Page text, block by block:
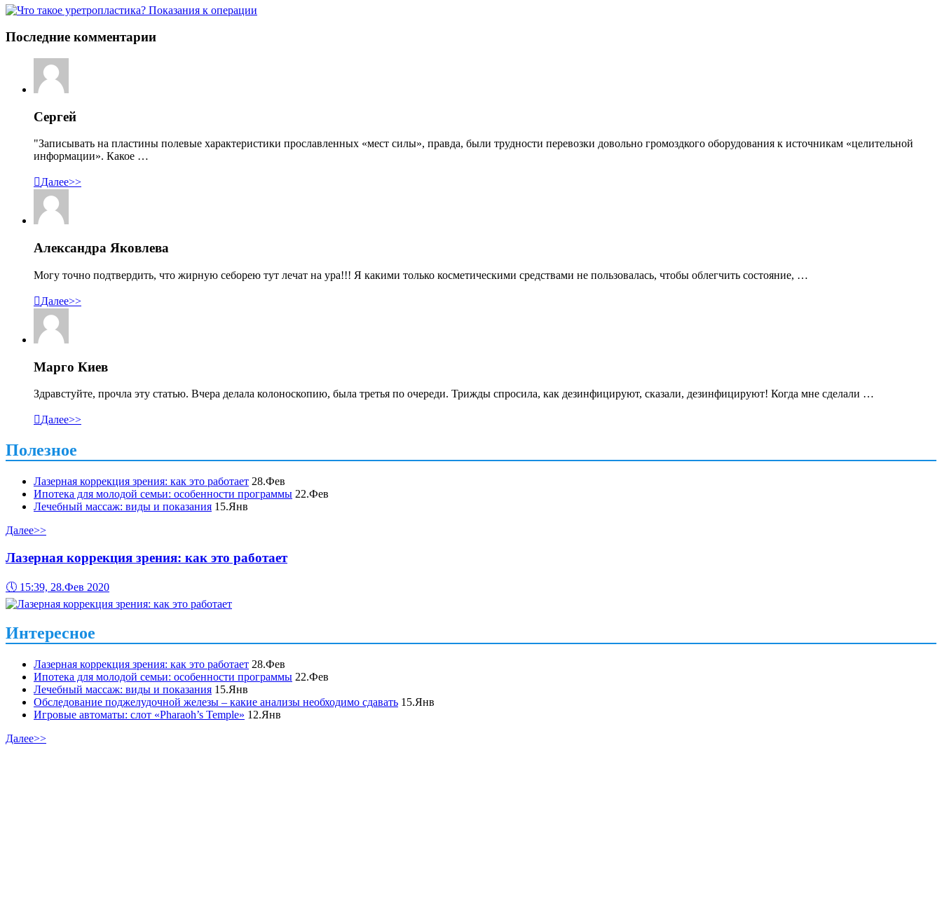
Последние комментарии
Сергей
"Записывать на пластины полевые характеристики прославленных «мест силы», правда, были трудности перевозки довольно громоздкого оборудования к источникам «целительной
информации». Какое …
Далее>>
Александра Яковлева
Могу точно подтвердить, что жирную себорею тут лечат на ура!!! Я какими только косметическими средствами не пользовалась, чтобы облегчить состояние, …
Далее>>
Марго Киев
Здравстуйте, прочла эту статью. Вчера делала колоноскопию, была третья по очереди. Трижды спросила, как дезинфицируют, сказали, дезинфицируют! Когда мне сделали …
Далее>>
Полезное
Лазерная коррекция зрения: как это работает 28.Фев
Ипотека для молодой семьи: особенности программы 22.Фев
Лечебный массаж: виды и показания 15.Янв
Далее>>
Лазерная коррекция зрения: как это работает
🕔 15:39, 28.Фев 2020
Интересное
Лазерная коррекция зрения: как это работает 28.Фев
Ипотека для молодой семьи: особенности программы 22.Фев
Лечебный массаж: виды и показания 15.Янв
Обследование поджелудочной железы – какие анализы необходимо сдавать 15.Янв
Игровые автоматы: слот «Pharaoh’s Temple» 12.Янв
Далее>>